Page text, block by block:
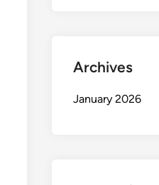
Archives
January 2026